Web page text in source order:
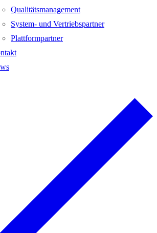
Qualitätsmanagement
System- und Vertriebspartner
Plattformpartner